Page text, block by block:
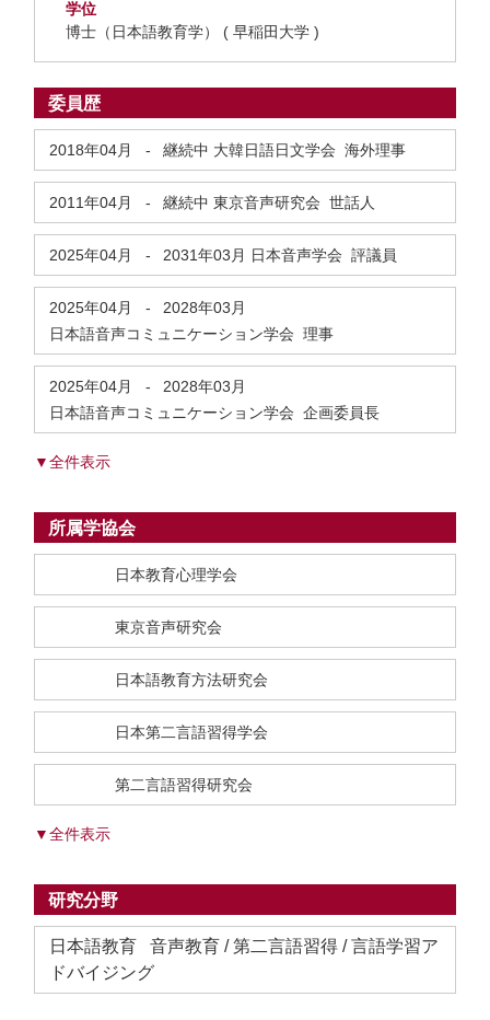
学位
博士（日本語教育学） ( 早稲田大学 )
委員歴
2018年04月 - 継続中 大韓日語日文学会 海外理事
2011年04月 - 継続中 東京音声研究会 世話人
2025年04月 - 2031年03月 日本音声学会 評議員
2025年04月 -
2028年03月
日本語音声コミュニケーション学会 理事
2025年04月 -
2028年03月
日本語音声コミュニケーション学会 企画委員長
▼全件表示
所属学協会
日本教育心理学会
東京音声研究会
日本語教育方法研究会
日本第二言語習得学会
第二言語習得研究会
▼全件表示
研究分野
日本語教育 音声教育 / 第二言語習得 / 言語学習ア
ドバイジング